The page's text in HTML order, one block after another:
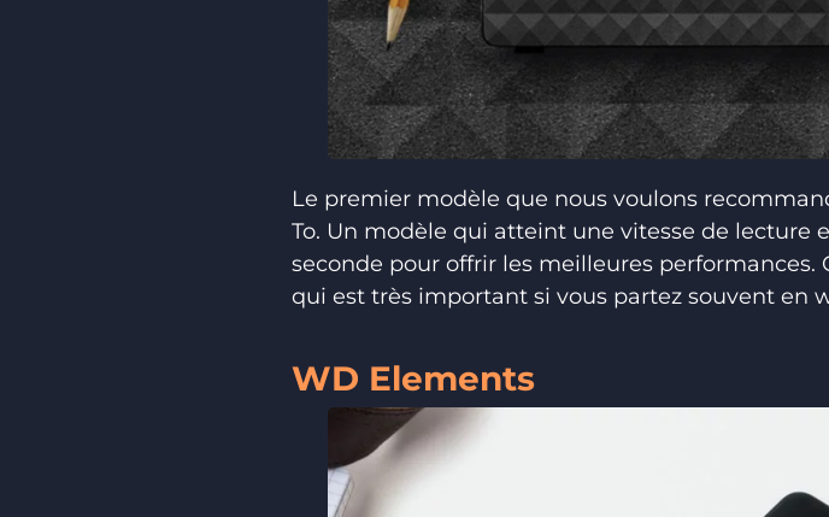
Le premier modèle que nous voulons
To. Un modèle qui atteint une vitesse de lecture
seconde pour offrir les meilleures performances.
qui est très important si vous partez souvent en
WD Elements